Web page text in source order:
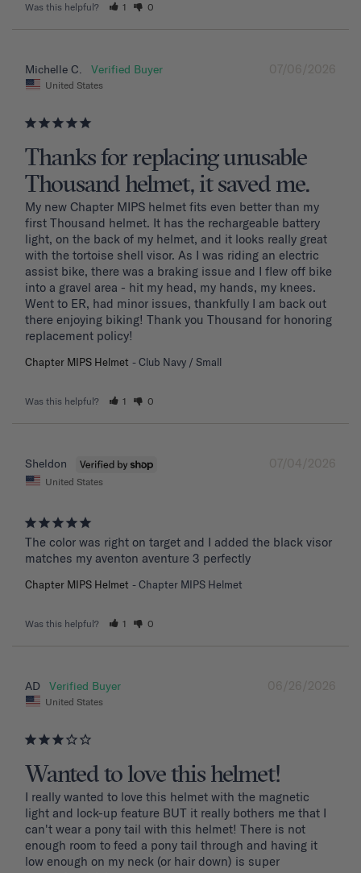
Was this helpful? 1 0
07/06/2026
Michelle C.
United States
Thanks for replacing unusable
Thousand helmet, it saved me.
My new Chapter MIPS helmet fits even better than my
first Thousand helmet. It has the rechargeable battery
light, on the back of my helmet, and it looks really great
with the tortoise shell visor. As I was riding an electric
assist bike, there was a braking issue and I flew off bike
into a gravel area - hit my head, my hands, my knees.
Went to ER, had minor issues, thankfully I am back out
there enjoying biking! Thank you Thousand for honoring
replacement policy!
Chapter MIPS Helmet Club Navy / Small
Was this helpful? 1 0
07/04/2026
Sheldon
United States
The color was right on target and I added the black visor
matches my aventon aventure 3 perfectly
Chapter MIPS Helmet Chapter MIPS Helmet
Was this helpful? 1 0
06/26/2026
AD
United States
Wanted to love this helmet!
I really wanted to love this helmet with the magnetic
light and lock-up feature BUT it really bothers me that I
can't wear a pony tail with this helmet! There is not
enough room to feed a pony tail through and having it
low enough on my neck (or hair down) is super